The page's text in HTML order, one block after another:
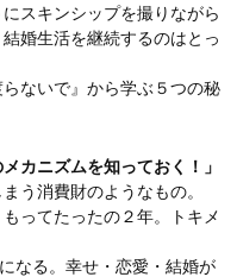
スキンシップを撮りながら
婚生活を継続するのはとっ
ないで』から学ぶ５つの秘
カニズムを知っておく！」
う消費財のようなもの。
ってたったの２年。トキメ
なる。幸せ・恋愛・結婚が